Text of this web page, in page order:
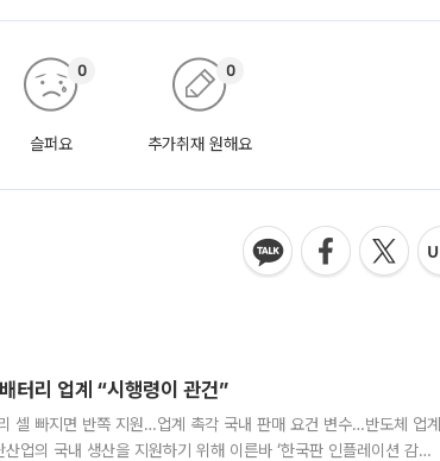
슬퍼요
0
추가취재 원해요
0
터리 업계 “시행령이 관건”
셀 빠지면 반쪽 지원…업계 촉각 국내 판매 요건 변수…반도체 업계
업의 국내 생산을 지원하기 위해 이른바 ‘한국판 인플레이션 감축